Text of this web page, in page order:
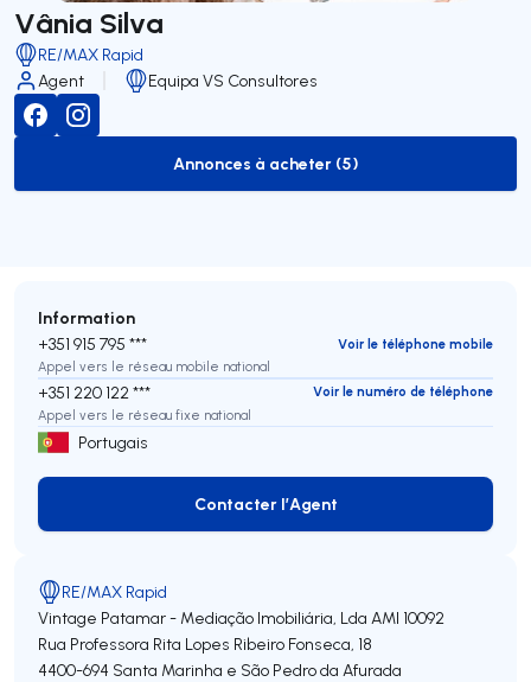
Vânia Silva
RE/MAX Rapid
Agent
Equipa VS Consultores
to-buy-listing
Annonces à acheter (5)
Information
+351 915 795 ***
Voir le téléphone mobile
Appel vers le réseau mobile national
+351 220 122 ***
Voir le numéro de téléphone
Appel vers le réseau fixe national
Portugais
Contacter l’Agent
Contacter l’Agent
RE/MAX Rapid
Vintage Patamar - Mediação Imobiliária, Lda AMI 10092
Rua Professora Rita Lopes Ribeiro Fonseca, 18
4400-694 Santa Marinha e São Pedro da Afurada